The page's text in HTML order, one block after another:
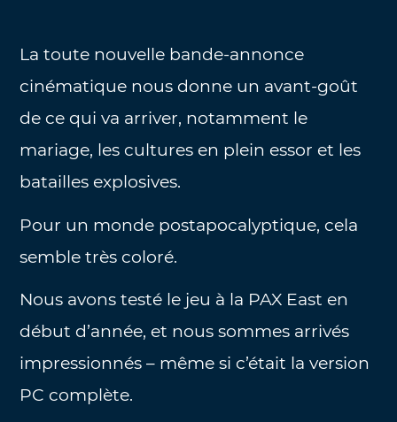
La toute nouvelle bande-annonce
cinématique nous donne un avant-goût
de ce qui va arriver, notamment le
mariage, les cultures en plein essor et les
batailles explosives.
Pour un monde postapocalyptique, cela
semble très coloré.
Nous avons testé le jeu à la PAX East en
début d’année, et nous sommes arrivés
impressionnés – même si c’était la version
PC complète.